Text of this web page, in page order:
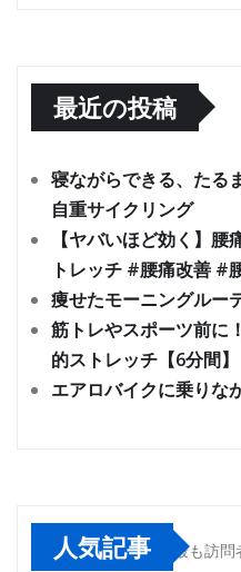
最近の投稿
寝ながらできる、たる
自重サイクリング
【ヤバいほど効く】
トレッチ #腰痛改善 #
痩せたモーニングルー
筋トレやスポーツ前に
的ストレッチ【6分間】
エアロバイクに乗りな
人気記事 最も訪